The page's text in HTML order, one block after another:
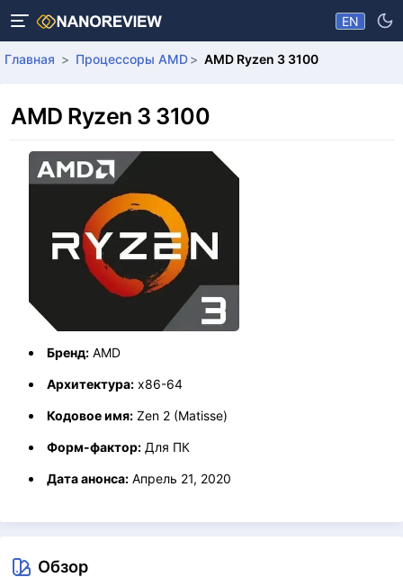
EN
Главная Процессоры AMD AMD Ryzen 3 3100
AMD Ryzen 3 3100
Бренд: AMD
Архитектура: x86-64
Кодовое имя: Zen 2 (Matisse)
Форм-фактор: Для ПК
Дата анонса: Апрель 21, 2020
Обзор